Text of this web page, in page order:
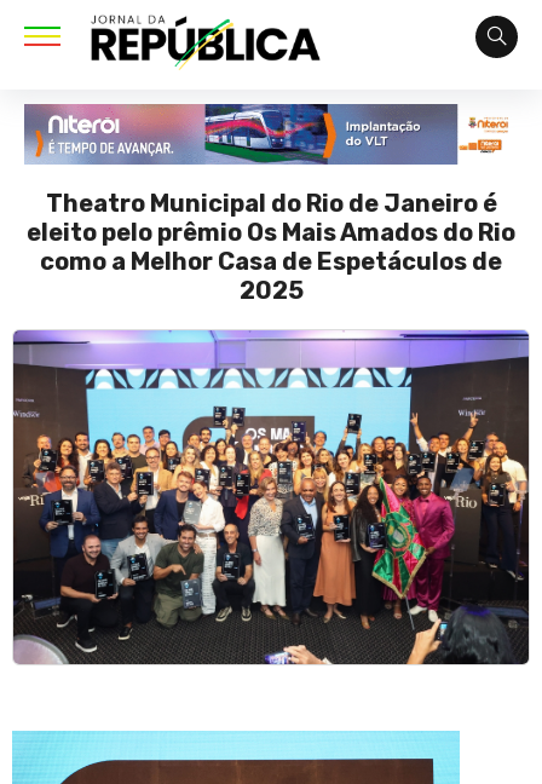
Theatro Municipal do Rio de Janeiro é
eleito pelo prêmio Os Mais Amados do Rio
como a Melhor Casa de Espetáculos de
2025